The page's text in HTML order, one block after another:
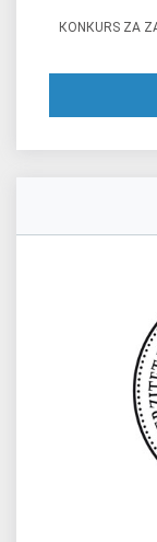
КONКURS ZA